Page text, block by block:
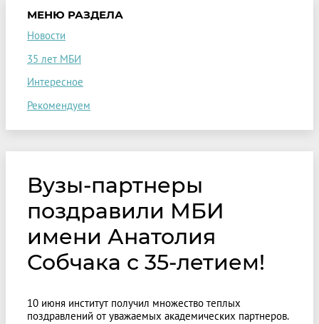
МЕНЮ РАЗДЕЛА
Новости
35 лет МБИ
Интересное
Рекомендуем
Вузы-партнеры
поздравили МБИ
имени Анатолия
Собчака с 35-летием!
10 июня институт получил множество теплых
поздравлений от уважаемых академических партнеров.